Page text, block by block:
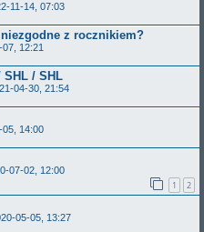
11-14, 07:03
z rocznikiem?
12:21
SHL / SHL
04-30, 21:54
05, 14:00
07-02, 12:00
1 2
05-05, 13:27